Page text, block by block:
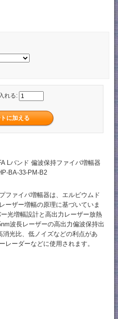
れる:
Lバンド 偏波保持ファイバ増幅器
BA-33-PM-B2
ファイバ増幅器は、エルビウムド
ーザー増幅の原理に基づいていま
光増幅設計と高出力レーザー放熱
波長レーザーの高出力偏波保持出
光比、低ノイズなどの利点があ
レーダーなどに使用されます。